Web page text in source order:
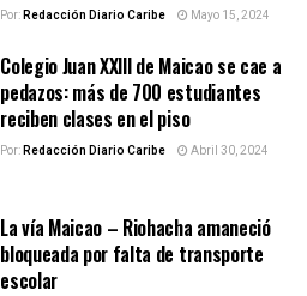
Por:Redacción Diario Caribe Mayo 15, 2024
Colegio Juan XXIII de Maicao se cae a
pedazos: más de 700 estudiantes
reciben clases en el piso
Por:Redacción Diario Caribe Abril 30, 2024
La vía Maicao – Riohacha amaneció
bloqueada por falta de transporte
escolar